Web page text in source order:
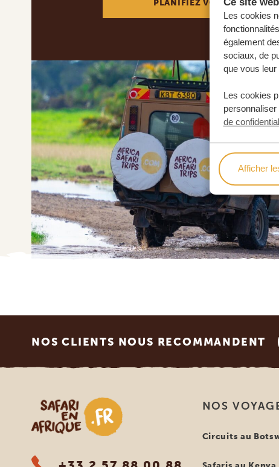
Les cookies
également
sociaux, de
que vous
Les cookies
de
Afficher
PLANIFIEZ VOTRE
NOS CLIENTS NOUS RECOMMANDENT
Safari en Afrique NOS
Circuits au